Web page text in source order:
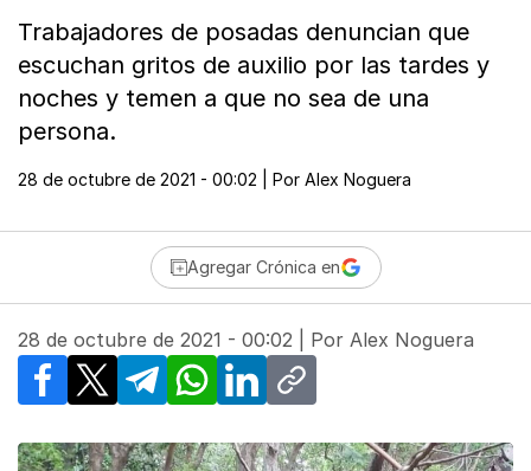
Trabajadores de posadas denuncian que
escuchan gritos de auxilio por las tardes y
noches y temen a que no sea de una
persona.
28 de octubre de 2021 - 00:02 | Por Alex Noguera
Agregar Crónica en
28 de octubre de 2021 - 00:02 | Por Alex Noguera
Facebook
X TelegramWhatsApp
LinkedInCopy link